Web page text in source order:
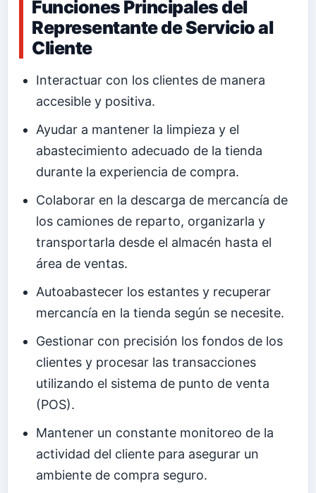
Funciones Principales del
Representante de Servicio al
Cliente
Interactuar con los clientes de manera
accesible y positiva.
Ayudar a mantener la limpieza y el
abastecimiento adecuado de la tienda
durante la experiencia de compra.
Colaborar en la descarga de mercancía de
los camiones de reparto, organizarla y
transportarla desde el almacén hasta el
área de ventas.
Autoabastecer los estantes y recuperar
mercancía en la tienda según se necesite.
Gestionar con precisión los fondos de los
clientes y procesar las transacciones
utilizando el sistema de punto de venta
(POS).
Mantener un constante monitoreo de la
actividad del cliente para asegurar un
ambiente de compra seguro.